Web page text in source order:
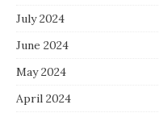
July 2024
June 2024
May 2024
April 2024